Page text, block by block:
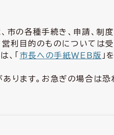
市の各種手続き、申請、制
利目的のものについては
「 市長への手紙ＷＥＢ版 」
ります。お急ぎの場合は恐